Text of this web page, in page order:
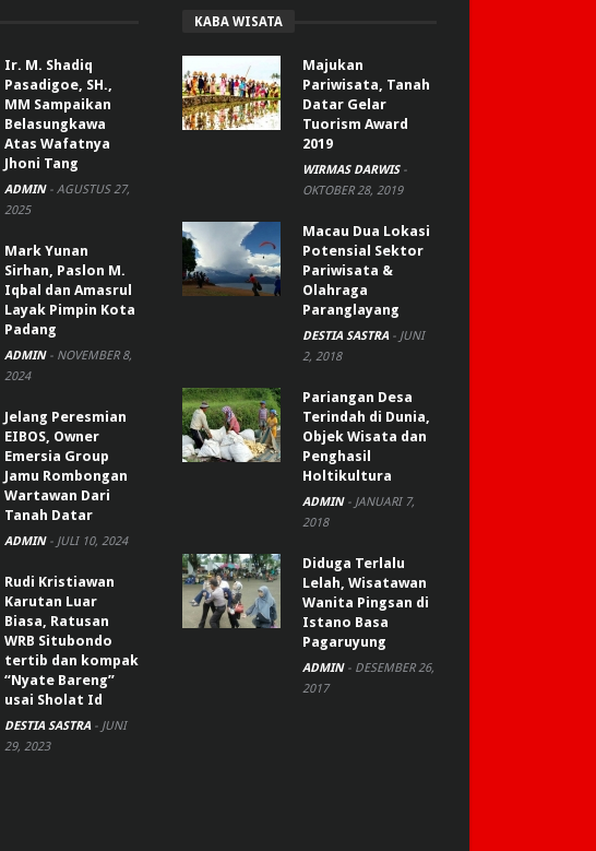
Ir. M. Shadiq
Pasadigoe, SH.,
MM Sampaikan
Belasungkawa
Atas Wafatnya
Jhoni Tang
ADMIN - AGUSTUS 27,
2025
Mark Yunan
Sirhan, Paslon M.
Iqbal dan Amasrul
Layak Pimpin Kota
Padang
ADMIN - NOVEMBER 8,
2024
Jelang Peresmian
EIBOS, Owner
Emersia Group
Jamu Rombongan
Wartawan Dari
Tanah Datar
ADMIN - JULI 10, 2024
Rudi Kristiawan
Karutan Luar
Biasa, Ratusan
WRB Situbondo
tertib dan kompak
“Nyate Bareng”
usai Sholat Id
DESTIA SASTRA - JUNI
29, 2023
KABA WISATA
Majukan
Pariwisata, Tanah
Datar Gelar
Tuorism Award
2019
WIRMAS DARWIS -
OKTOBER 28, 2019
Macau Dua Lokasi
Potensial Sektor
Pariwisata &
Olahraga
Paranglayang
DESTIA SASTRA - JUNI
2, 2018
Pariangan Desa
Terindah di Dunia,
Objek Wisata dan
Penghasil
Holtikultura
ADMIN - JANUARI 7,
2018
Diduga Terlalu
Lelah, Wisatawan
Wanita Pingsan di
Istano Basa
Pagaruyung
ADMIN - DESEMBER 26,
2017